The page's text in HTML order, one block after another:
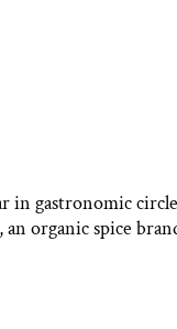
in gastronomic
an organic spice